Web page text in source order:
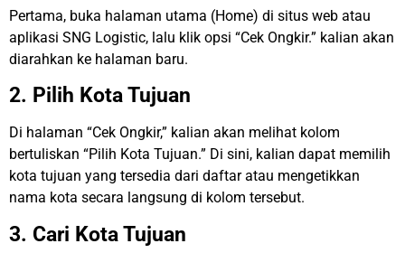
Pertama, buka halaman utama (Home) di situs web atau
aplikasi SNG Logistic, lalu klik opsi “Cek Ongkir.” kalian akan
diarahkan ke halaman baru.
2. Pilih Kota Tujuan
Di halaman “Cek Ongkir,” kalian akan melihat kolom
bertuliskan “Pilih Kota Tujuan.” Di sini, kalian dapat memilih
kota tujuan yang tersedia dari daftar atau mengetikkan
nama kota secara langsung di kolom tersebut.
3. Cari Kota Tujuan